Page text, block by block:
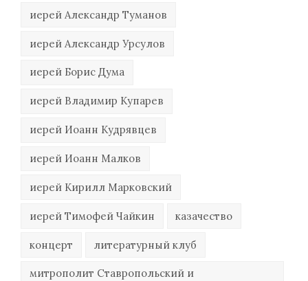
иерей Александр Туманов
иерей Александр Урсулов
иерей Борис Дума
иерей Владимир Купарев
иерей Иоанн Кудрявцев
иерей Иоанн Малков
иерей Кирилл Марковский
иерей Тимофей Чайкин казачество
концерт литературный клуб
митрополит Ставропольский и